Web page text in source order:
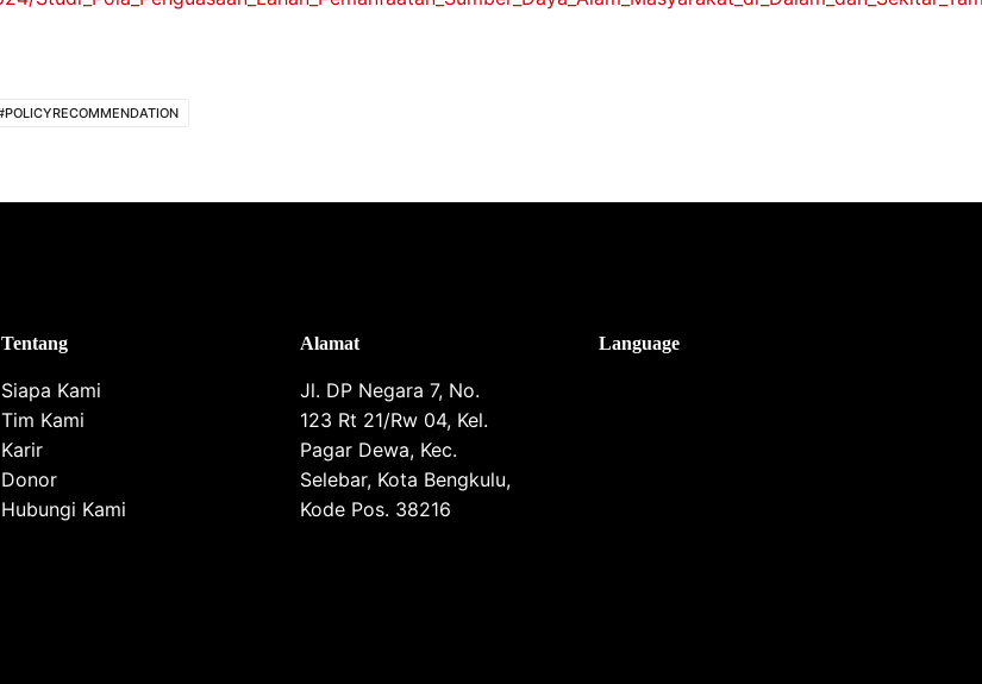
Tentang
Siapa Kami
Tim Kami
Karir
Donor
Hubungi Kami
Alamat
Jl. DP Negara 7, No.
123 Rt 21/Rw 04, Kel.
Pagar Dewa, Kec.
Selebar, Kota Bengkulu,
Kode Pos. 38216
Language